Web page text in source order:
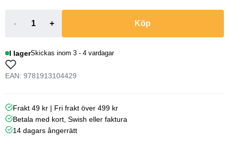
- + Köp
I lagerSkickas inom 3 - 4 vardagar
EAN: 9781913104429
Frakt 49 kr | Fri frakt över 499 kr
Betala med kort, Swish eller faktura
14 dagars ångerrätt